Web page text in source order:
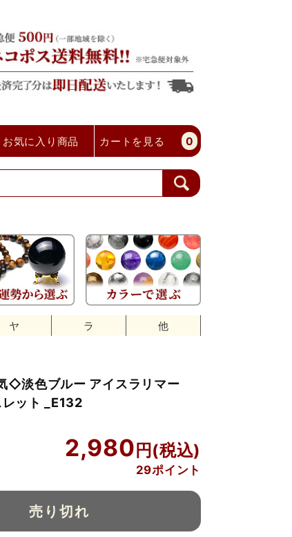
お気に入り商品 カートを見る 0
ヤ ラ 他
◇淡色ブルー アイスラリマー
ット _E132
2,980
29ポイント
売り切れ